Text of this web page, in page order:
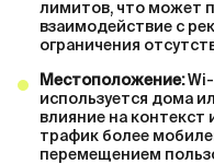
лимитов, что может
взаимодействие с
ограничения
Местоположение:Wi-
используется дома
влияние на контекст
трафик более
перемещением